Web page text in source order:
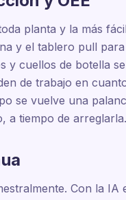
planta y la más
y el tablero pull
y cuellos de botella
de trabajo en
se vuelve una
a tiempo de arreglarla.
Con la